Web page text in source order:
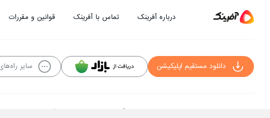
درباره آفرینک تماس با آفرینک قوانین و مقررات
دانلود مستقیم اپلیکیشن سایر
کلیه حقوق این سایت به شرکت توسعه فناوی هفت آسمان توکان تعلق دارد و هرگونه استفاده از محتوا